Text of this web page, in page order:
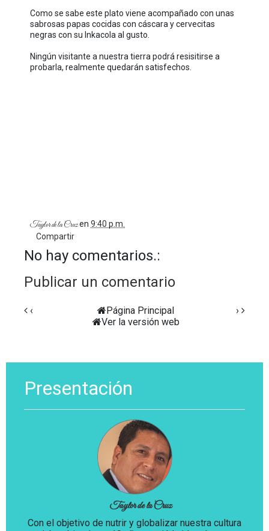
Como se sabe este plato viene acompañado con unas
sabrosas papas cocidas con cáscara y cervecitas
negras con su Inkacola al gusto.
Ningún visitante a nuestra tierra podrá resisitirse a
probarla, realmente quedarán satisfechos.
Taylor de la Cruzen 9:40 p.m.
Compartir
No hay comentarios.:
Publicar un comentario
‹ ›
Página Principal
Ver la versión web
Presentación
Taylor de la Cruz
Con el objetivo de nutrir y globalizar nuestra cultura